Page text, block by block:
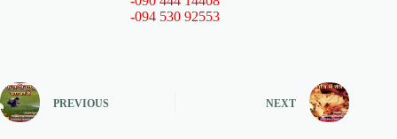
-094 530 92553
PREVIOUS NEXT